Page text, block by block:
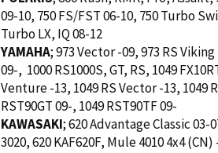
09-10, 750 FS/FST 06-10, 750 Turbo
Turbo LX, IQ 08-12
YAMAHA; 973 Vector -09, 973 RS
09-, 1000 RS1000S, GT, RS, 1049
Venture -13, 1049 RS Vector -13, 1049
RST90GT 09-, 1049 RST90TF 09-
KAWASAKI; 620 Advantage Classic 03-
3020, 620 KAF620F, Mule 4010 4x4 (CN)